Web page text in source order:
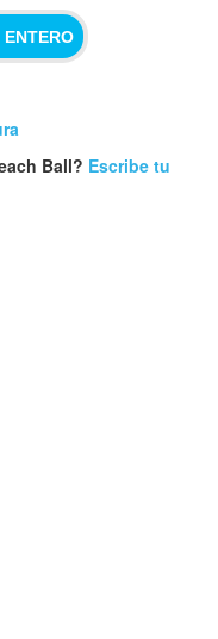
ENTERO
Ball? Escribe tu